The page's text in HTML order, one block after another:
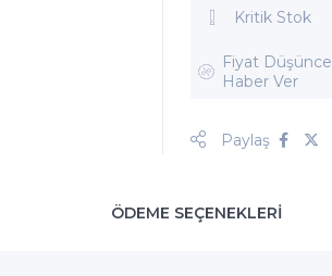
Kritik Stok
Fiyat Düşünce
Haber Ver
Paylaş
ÖDEME SEÇENEKLERI